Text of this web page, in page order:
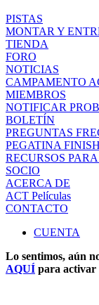
PISTAS
MONTAR Y
TIENDA
FORO
NOTICIAS
CAMPAMENTO
MIEMBROS
NOTIFICAR
BOLETÍN
PREGUNTAS
PEGATINA
RECURSOS
SOCIO
ACERCA DE
ACT Películas
CONTACTO
CUENTA
Lo sentimos, aún
AQUÍ para activar